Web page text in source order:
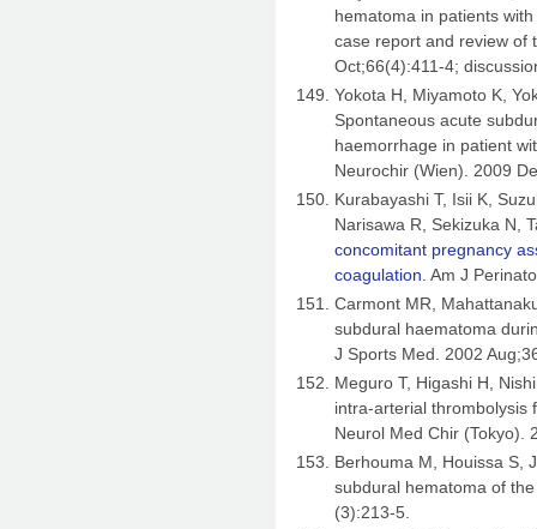
hematoma in patients
case report and review of
Oct;66(4):411-4;
Yokota H, Miyamoto K,
Spontaneous acute
haemorrhage in patient
Neurochir (Wien). 2009
Kurabayashi T, Isii K,
Narisawa R, Sekizuka N,
concomitant pregnancy
coagulation. Am J
Carmont MR,
subdural haematoma
J Sports Med. 2002
Meguro T, Higashi H,
intra-arterial thrombolysis
Neurol Med Chir (Tokyo).
Berhouma M, Houissa S,
subdural hematoma of
(3):213-5.